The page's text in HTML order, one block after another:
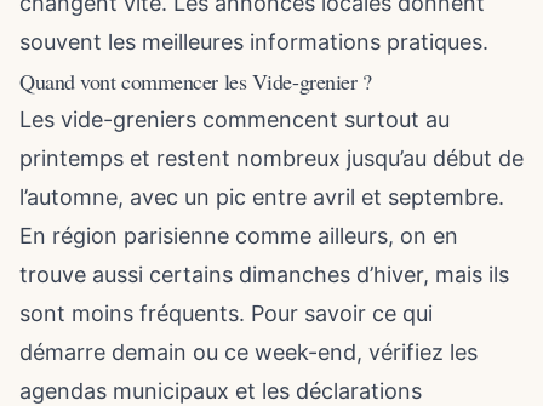
souvent les meilleures informations pratiques.
Quand vont commencer les Vide-grenier ?
Les vide-greniers commencent surtout au
printemps et restent nombreux jusqu’au début de
l’automne, avec un pic entre avril et septembre.
En région parisienne comme ailleurs, on en
trouve aussi certains dimanches d’hiver, mais ils
sont moins fréquents. Pour savoir ce qui
démarre demain ou ce week-end, vérifiez les
agendas municipaux et les déclarations